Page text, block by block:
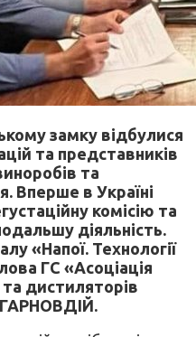
замку відбулися
та представників
та
Вперше в Україні
комісію та
діяльність.
«Напої. Технології
ГС «Асоціація
дистиляторів